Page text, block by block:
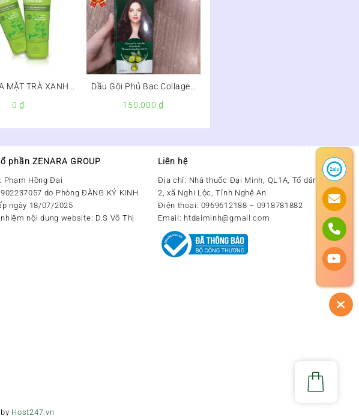
MẶT TRÀ XANH
0₫
Dầu Gội Phủ Bạc Collagen
150.000₫
phần ZENARA GROUP
Phạm Hồng Đại
do Phòng ĐĂNG KÝ KINH
ngày 18/07/2025
nội dung website: D.S Võ Thị
Liên hệ
Địa chỉ: Nhà thuốc Đại Minh, QL1A, Tổ dân phố số
2, xã Nghi Lộc, Tỉnh Nghệ An
Điện thoại: 0969612188 – 0918781882
Email: htdaiminh@gmail.com
Host247.vn